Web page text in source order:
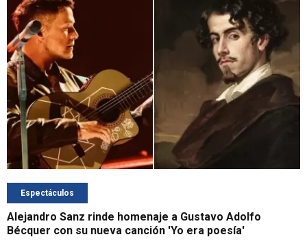
Espectáculos
Alejandro Sanz rinde homenaje a Gustavo Adolfo
Bécquer con su nueva canción 'Yo era poesía'